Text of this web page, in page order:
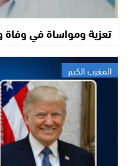
تعزية ومواساة في وفاة
المغرب الكبير